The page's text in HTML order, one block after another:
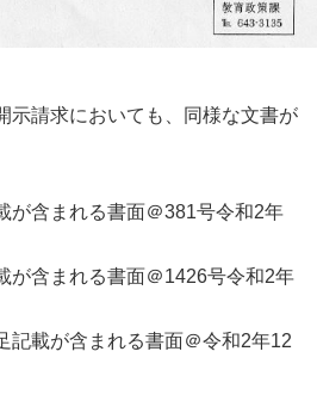
示請求においても、同様な文書が
が含まれる書面＠381号令和2年
が含まれる書面＠1426号令和2年
記載が含まれる書面＠令和2年12